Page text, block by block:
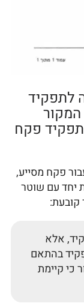
לתפקיד
המקור
פקח
פקח מסייע,
יחד עם שוטר
אלא
בהתאם
כי קיימת